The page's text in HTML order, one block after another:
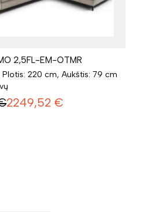
2,5FL-EM-OTMR
220 cm, Aukštis: 79 cm
2249,52 €